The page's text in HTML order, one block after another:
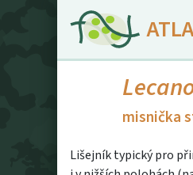
misnička
Lišejník typický pro